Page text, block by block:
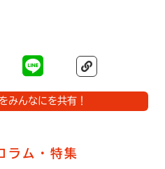
みんなにを共有！
ラム・特集